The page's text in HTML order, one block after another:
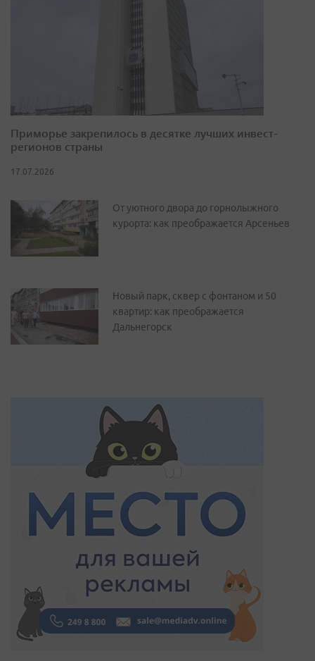
Приморье закрепилось в десятке лучших инвест-
регионов страны
17.07.2026
От уютного двора до горнолыжного
курорта: как преображается Арсеньев
Новый парк, сквер с фонтаном и 50
квартир: как преображается
Дальнегорск